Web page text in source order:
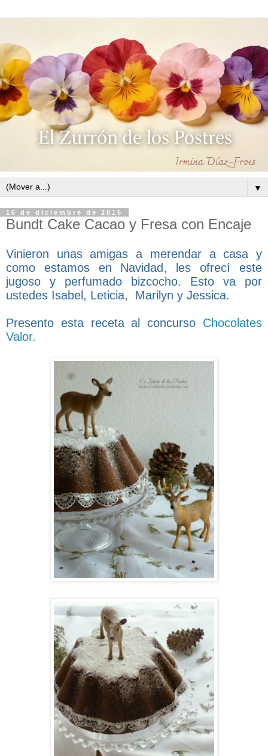
▼
16 de diciembre de 2016
Bundt Cake Cacao y Fresa con Encaje
Vinieron unas amigas a merendar a casa y
como estamos en Navidad, les ofrecí este
jugoso y perfumado bizcocho. Esto va por
ustedes Isabel, Leticia, Marilyn y Jessica.
Presento esta receta al concurso Chocolates
Valor.